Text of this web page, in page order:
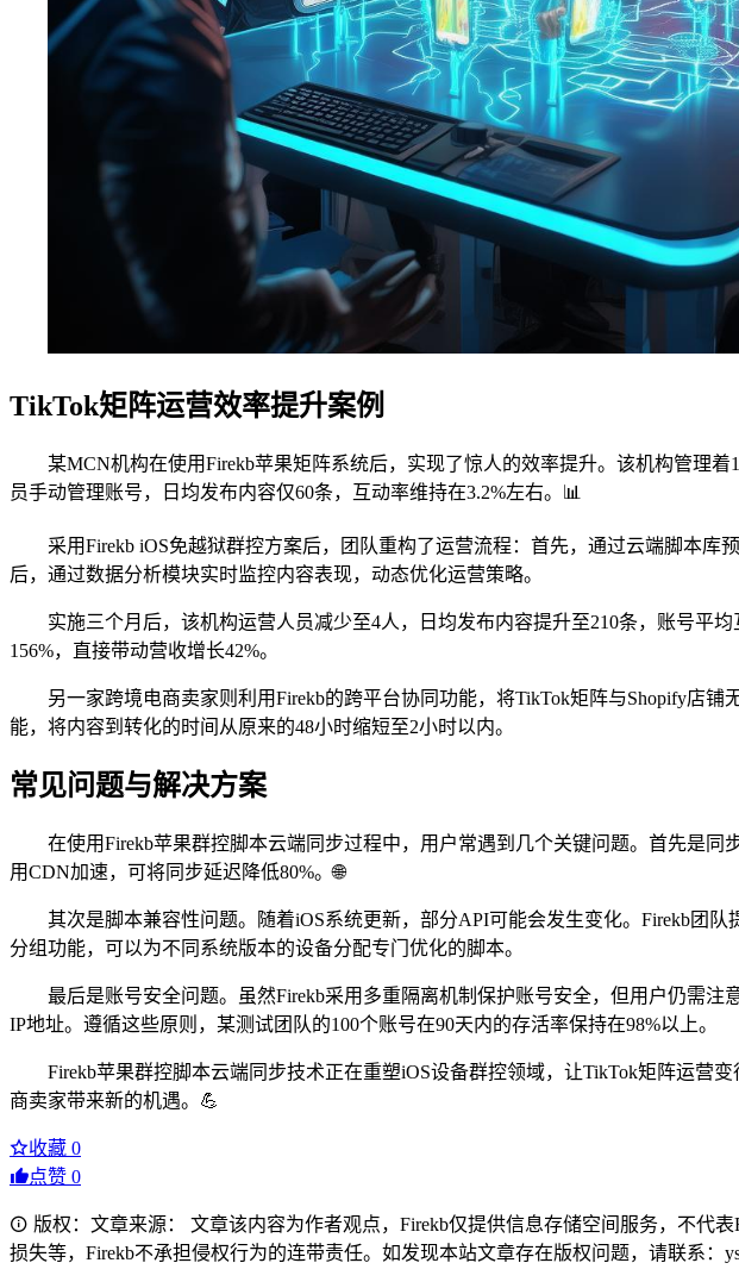
TikTok矩阵运营效率提升案例
某MCN机构在使用Firekb苹果矩阵系统后，实现了惊人的效率提升。该机构管理
员手动管理账号，日均发布内容仅60条，互动率维持在3.2%左右。📊
采用Firekb iOS免越狱群控方案后，团队重构了运营流程：首先，通过云端脚本
后，通过数据分析模块实时监控内容表现，动态优化运营策略。
实施三个月后，该机构运营人员减少至4人，日均发布内容提升至210条，账号平
156%，直接带动营收增长42%。
另一家跨境电商卖家则利用Firekb的跨平台协同功能，将TikTok矩阵与Shopify店
能，将内容到转化的时间从原来的48小时缩短至2小时以内。
常见问题与解决方案
在使用Firekb苹果群控脚本云端同步过程中，用户常遇到几个关键问题。首先是
用CDN加速，可将同步延迟降低80%。🌐
其次是脚本兼容性问题。随着iOS系统更新，部分API可能会发生变化。Firekb团
分组功能，可以为不同系统版本的设备分配专门优化的脚本。
最后是账号安全问题。虽然Firekb采用多重隔离机制保护账号安全，但用户仍需
IP地址。遵循这些原则，某测试团队的100个账号在90天内的存活率保持在98%以上。
Firekb苹果群控脚本云端同步技术正在重塑iOS设备群控领域，让TikTok矩阵运营
商卖家带来新的机遇。💪
收藏 0
点赞 0
版权：文章来源： 文章该内容为作者观点，Firekb仅提供信息存储空间服务，不代
损失等，Firekb不承担侵权行为的连带责任。如发现本站文章存在版权问题，请联系：